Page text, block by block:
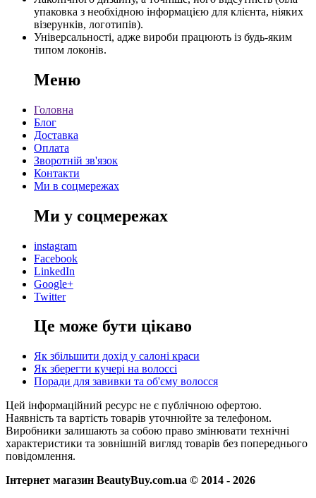
упаковка з необхідною інформацією для клієнта, ніяких
візерунків, логотипів).
Універсальності, адже вироби працюють із будь-яким
типом локонів.
Меню
Головна
Блог
Доставка
Оплата
Зворотній зв'язок
Контакти
Ми в соцмережах
Ми у соцмережах
instagram
Facebook
LinkedIn
Google+
Twitter
Це може бути цікаво
Як збільшити дохід у салоні краси
Як зберегти кучері на волоссі
Поради для завивки та об'єму волосся
Цей інформаційний ресурс не є публічною офертою.
Наявність та вартість товарів уточнюйте за телефоном.
Виробники залишають за собою право змінювати технічні
характеристики та зовнішній вигляд товарів без попереднього
повідомлення.
Інтернет магазин BeautyBuy.com.ua © 2014 - 2026